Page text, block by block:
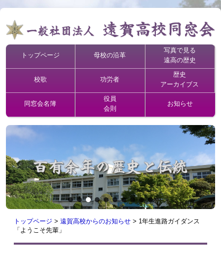
トップページ 母校の沿革
写真で見る
遠高の歴史
校歌 功労者
歴史
アーカイブス
同窓会名簿
役員
会則
お知らせ
トップページ > 遠賀高校からのお知らせ > 1年生進路ガイダンス
「ようこそ先輩」